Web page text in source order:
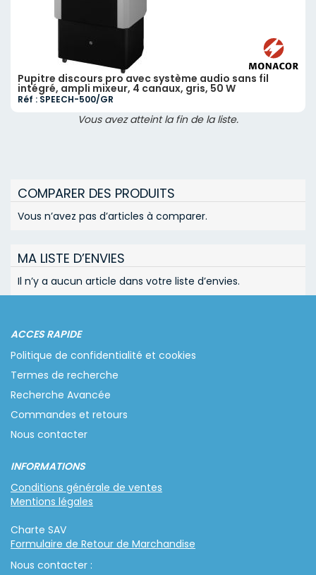
Pupitre discours pro avec système audio sans fil
intégré, ampli mixeur, 4 canaux, gris, 50 W
Réf : SPEECH-500/GR
Vous avez atteint la fin de la liste.
COMPARER DES PRODUITS
Vous n’avez pas d’articles à comparer.
MA LISTE D’ENVIES
Il n’y a aucun article dans votre liste d’envies.
ACCES RAPIDE
Politique de confidentialité et cookies
Termes de recherche
Recherche Avancée
Commandes et retours
Nous contacter
INFORMATIONS
Conditions générale de ventes
Mentions légales
Charte SAV
Formulaire de Retour de Marchandise
Nous contacter :